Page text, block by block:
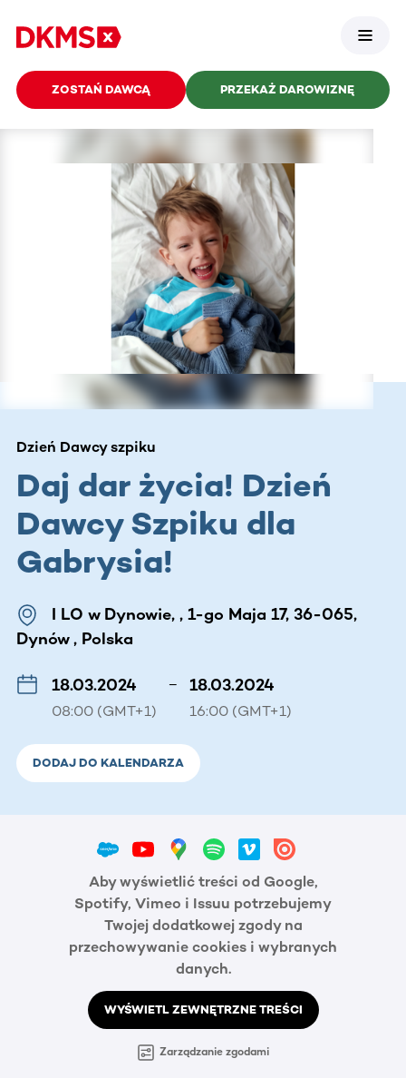
ZOSTAŃ DAWCĄ PRZEKAŻ DAROWIZNĘ
Dzień Dawcy szpiku
Daj dar życia! Dzień
Dawcy Szpiku dla
Gabrysia!
I LO w Dynowie, , 1-go Maja 17, 36-065,
Dynów , Polska
18.03.2024
08:00 (GMT+1)
– 18.03.2024
16:00 (GMT+1)
DODAJ DO KALENDARZA
Aby wyświetlić treści od Google,
Spotify, Vimeo i Issuu potrzebujemy
Twojej dodatkowej zgody na
przechowywanie cookies i wybranych
danych.
WYŚWIETL ZEWNĘTRZNE TREŚCI
Zarządzanie zgodami